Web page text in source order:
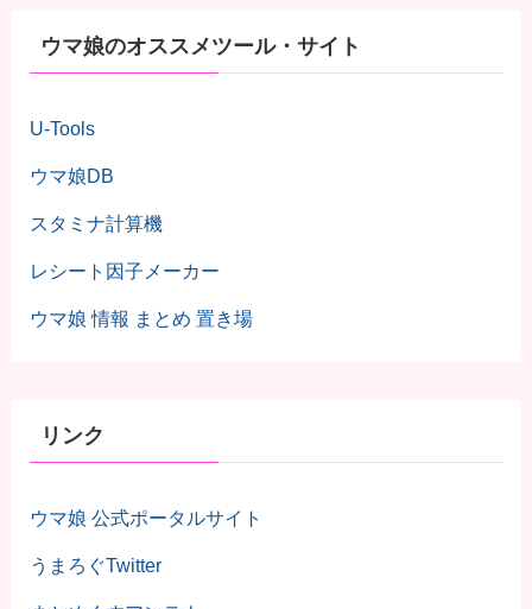
ウマ娘のオススメツール・サイト
U-Tools
ウマ娘DB
スタミナ計算機
レシート因子メーカー
ウマ娘 情報 まとめ 置き場
リンク
ウマ娘 公式ポータルサイト
うまろぐTwitter